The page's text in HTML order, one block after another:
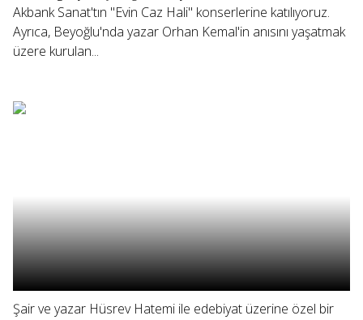
Akbank Sanat'tın "Evin Caz Hali" konserlerine katılıyoruz.
Ayrıca, Beyoğlu'nda yazar Orhan Kemal'in anısını yaşatmak
üzere kurulan...
Şair ve yazar Hüsrev Hatemi ile edebiyat üzerine özel bir